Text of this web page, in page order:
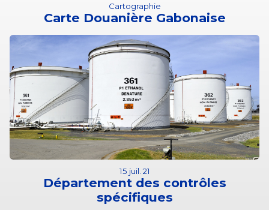
Cartographie
Carte Douanière Gabonaise
15 juil. 21
Département des contrôles
spécifiques